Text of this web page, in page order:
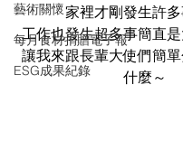
藝術關懷
每月食材捐贈電子報
ESG成果紀錄
家裡才剛發生許多
工作也發生超多事簡直是
讓我來跟長輩大使們簡
什麼～